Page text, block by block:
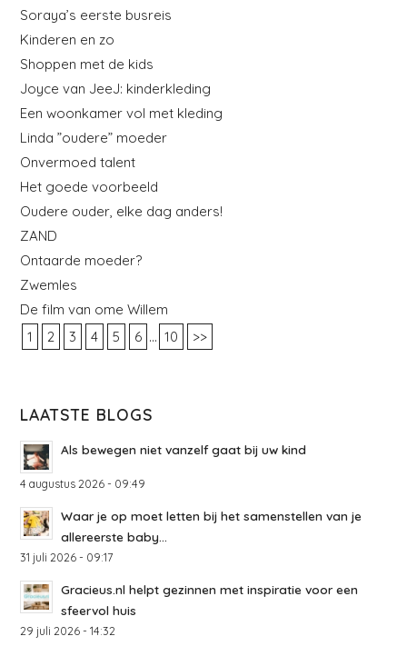
Soraya’s eerste busreis
Kinderen en zo
Shoppen met de kids
Joyce van JeeJ: kinderkleding
Een woonkamer vol met kleding
Linda ”oudere” moeder
Onvermoed talent
Het goede voorbeeld
Oudere ouder, elke dag anders!
ZAND
Ontaarde moeder?
Zwemles
De film van ome Willem
1
2 3 4 5 6 ... 10 >>
LAATSTE BLOGS
Als bewegen niet vanzelf gaat bij uw kind
4 augustus 2026 - 09:49
Waar je op moet letten bij het samenstellen van je
allereerste baby...
31 juli 2026 - 09:17
Gracieus.nl helpt gezinnen met inspiratie voor een
sfeervol huis
29 juli 2026 - 14:32